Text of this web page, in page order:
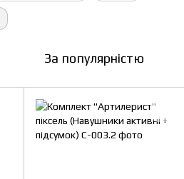
За популярністю